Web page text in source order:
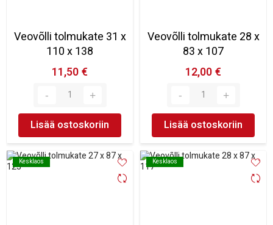
Veovõlli tolmukate 31 x
110 x 138
11,50 €
Lisää ostoskoriin
Veovõlli tolmukate 28 x
83 x 107
12,00 €
Lisää ostoskoriin
Kesklaos
Kesklaos Kesklaos
Kesklaos